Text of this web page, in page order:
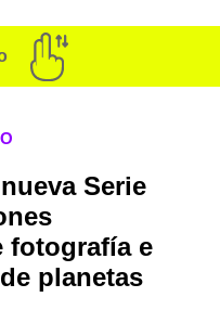
Serie
fotografía e
planetas